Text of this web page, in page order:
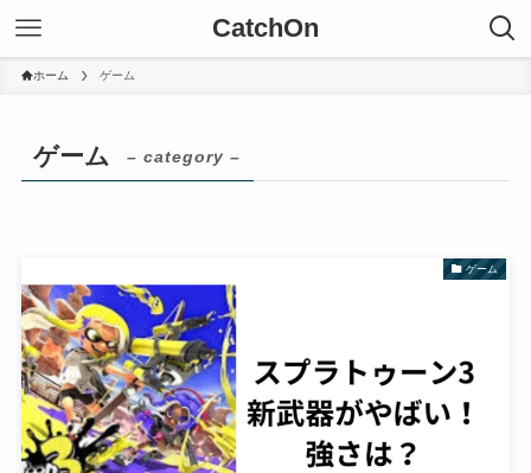
CatchOn
ホーム ゲーム
ゲーム – category –
ゲーム